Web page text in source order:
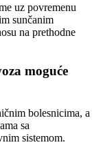
uz povremenu
sunčanim
na prethodne
moguće
bolesnicima, a
sa
sistemom.